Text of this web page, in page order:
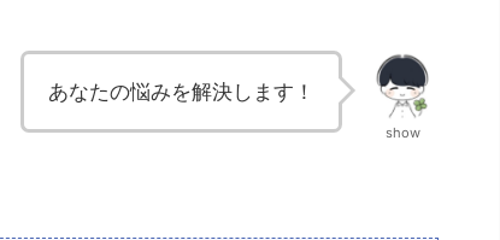
あなたの悩みを解決します！
show